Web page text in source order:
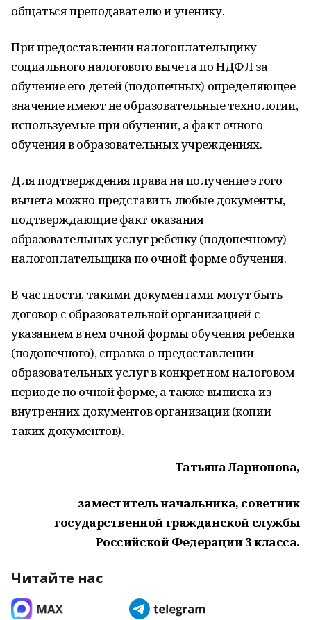
общаться преподавателю и ученику.
При предоставлении налогоплательщику
социального налогового вычета по НДФЛ за
обучение его детей (подопечных) определяющее
значение имеют не образовательные технологии,
используемые при обучении, а факт очного
обучения в образовательных учреждениях.
Для подтверждения права на получение этого
вычета можно представить любые документы,
подтверждающие факт оказания
образовательных услуг ребенку (подопечному)
налогоплательщика по очной форме обучения.
В частности, такими документами могут быть
договор с образовательной организацией с
указанием в нем очной формы обучения ребенка
(подопечного), справка о предоставлении
образовательных услуг в конкретном налоговом
периоде по очной форме, а также выписка из
внутренних документов организации (копии
таких документов).
Татьяна Ларионова,
заместитель начальника, советник
государственной гражданской службы
Российской Федерации 3 класса.
Читайте нас